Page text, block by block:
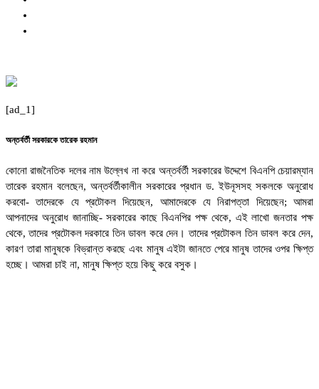
[ad_1]
অন্তর্বর্তী সরকারকে তারেক রহমান
কোনো রাজনৈতিক দলের নাম উল্লেখ না করে অন্তর্বর্তী সরকারের উদ্দেশে বিএনপি চেয়ারম্যান
তারেক রহমান বলেছেন, অন্তর্বর্তীকালীন সরকারের প্রধান ড. ইউনূসসহ সকলকে অনুরোধ
করবো- তাদেরকে যে প্রটোকল দিয়েছেন, আমাদেরকে যে নিরাপত্তা দিয়েছেন; আমরা
আপনাদের অনুরোধ জানাচ্ছি- সরকারের কাছে বিএনপির পক্ষ থেকে, এই লাখো জনতার পক্ষ
থেকে, তাদের প্রটোকল দরকারে তিন ডাবল করে দেন। তাদের প্রটোকল তিন ডাবল করে দেন,
কারণ তারা মানুষকে বিভ্রান্ত করছে এবং মানুষ এইটা জানতে পেরে মানুষ তাদের ওপর ক্ষিপ্ত
হচ্ছে। আমরা চাই না, মানুষ ক্ষিপ্ত হয়ে কিছু করে বসুক।